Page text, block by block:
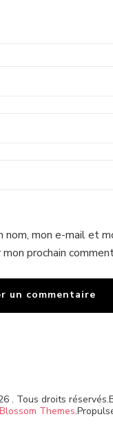
nom, mon e-mail et
prochain
. Tous droits réservés.
Blossom Themes